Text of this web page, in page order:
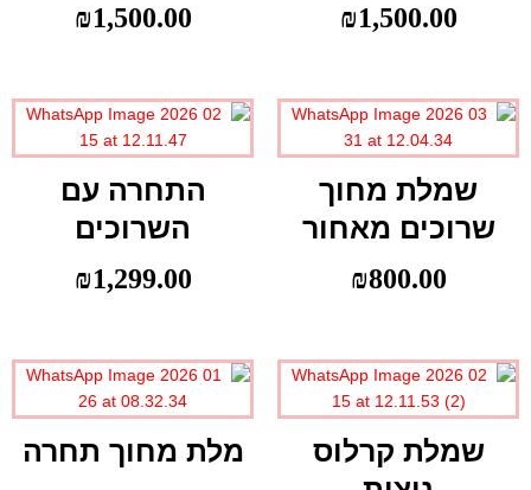
₪1,500.00
₪1,500.00
שמלת מחוך
שרוכים מאחור
₪800.00
התחרה עם
השרוכים
₪1,299.00
שמלת קרלוס
מלת מחוך תחרה